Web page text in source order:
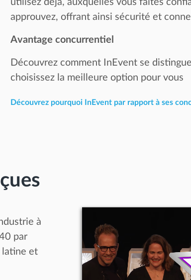
utilisez déjà, auxquelles vous faites
approuvez, offrant ainsi sécurité et
Avantage concurrentiel
Découvrez comment InEvent se
choisissez la meilleure option pour vous
Découvrez pourquoi InEvent par rapport à ses
à
par
latine et